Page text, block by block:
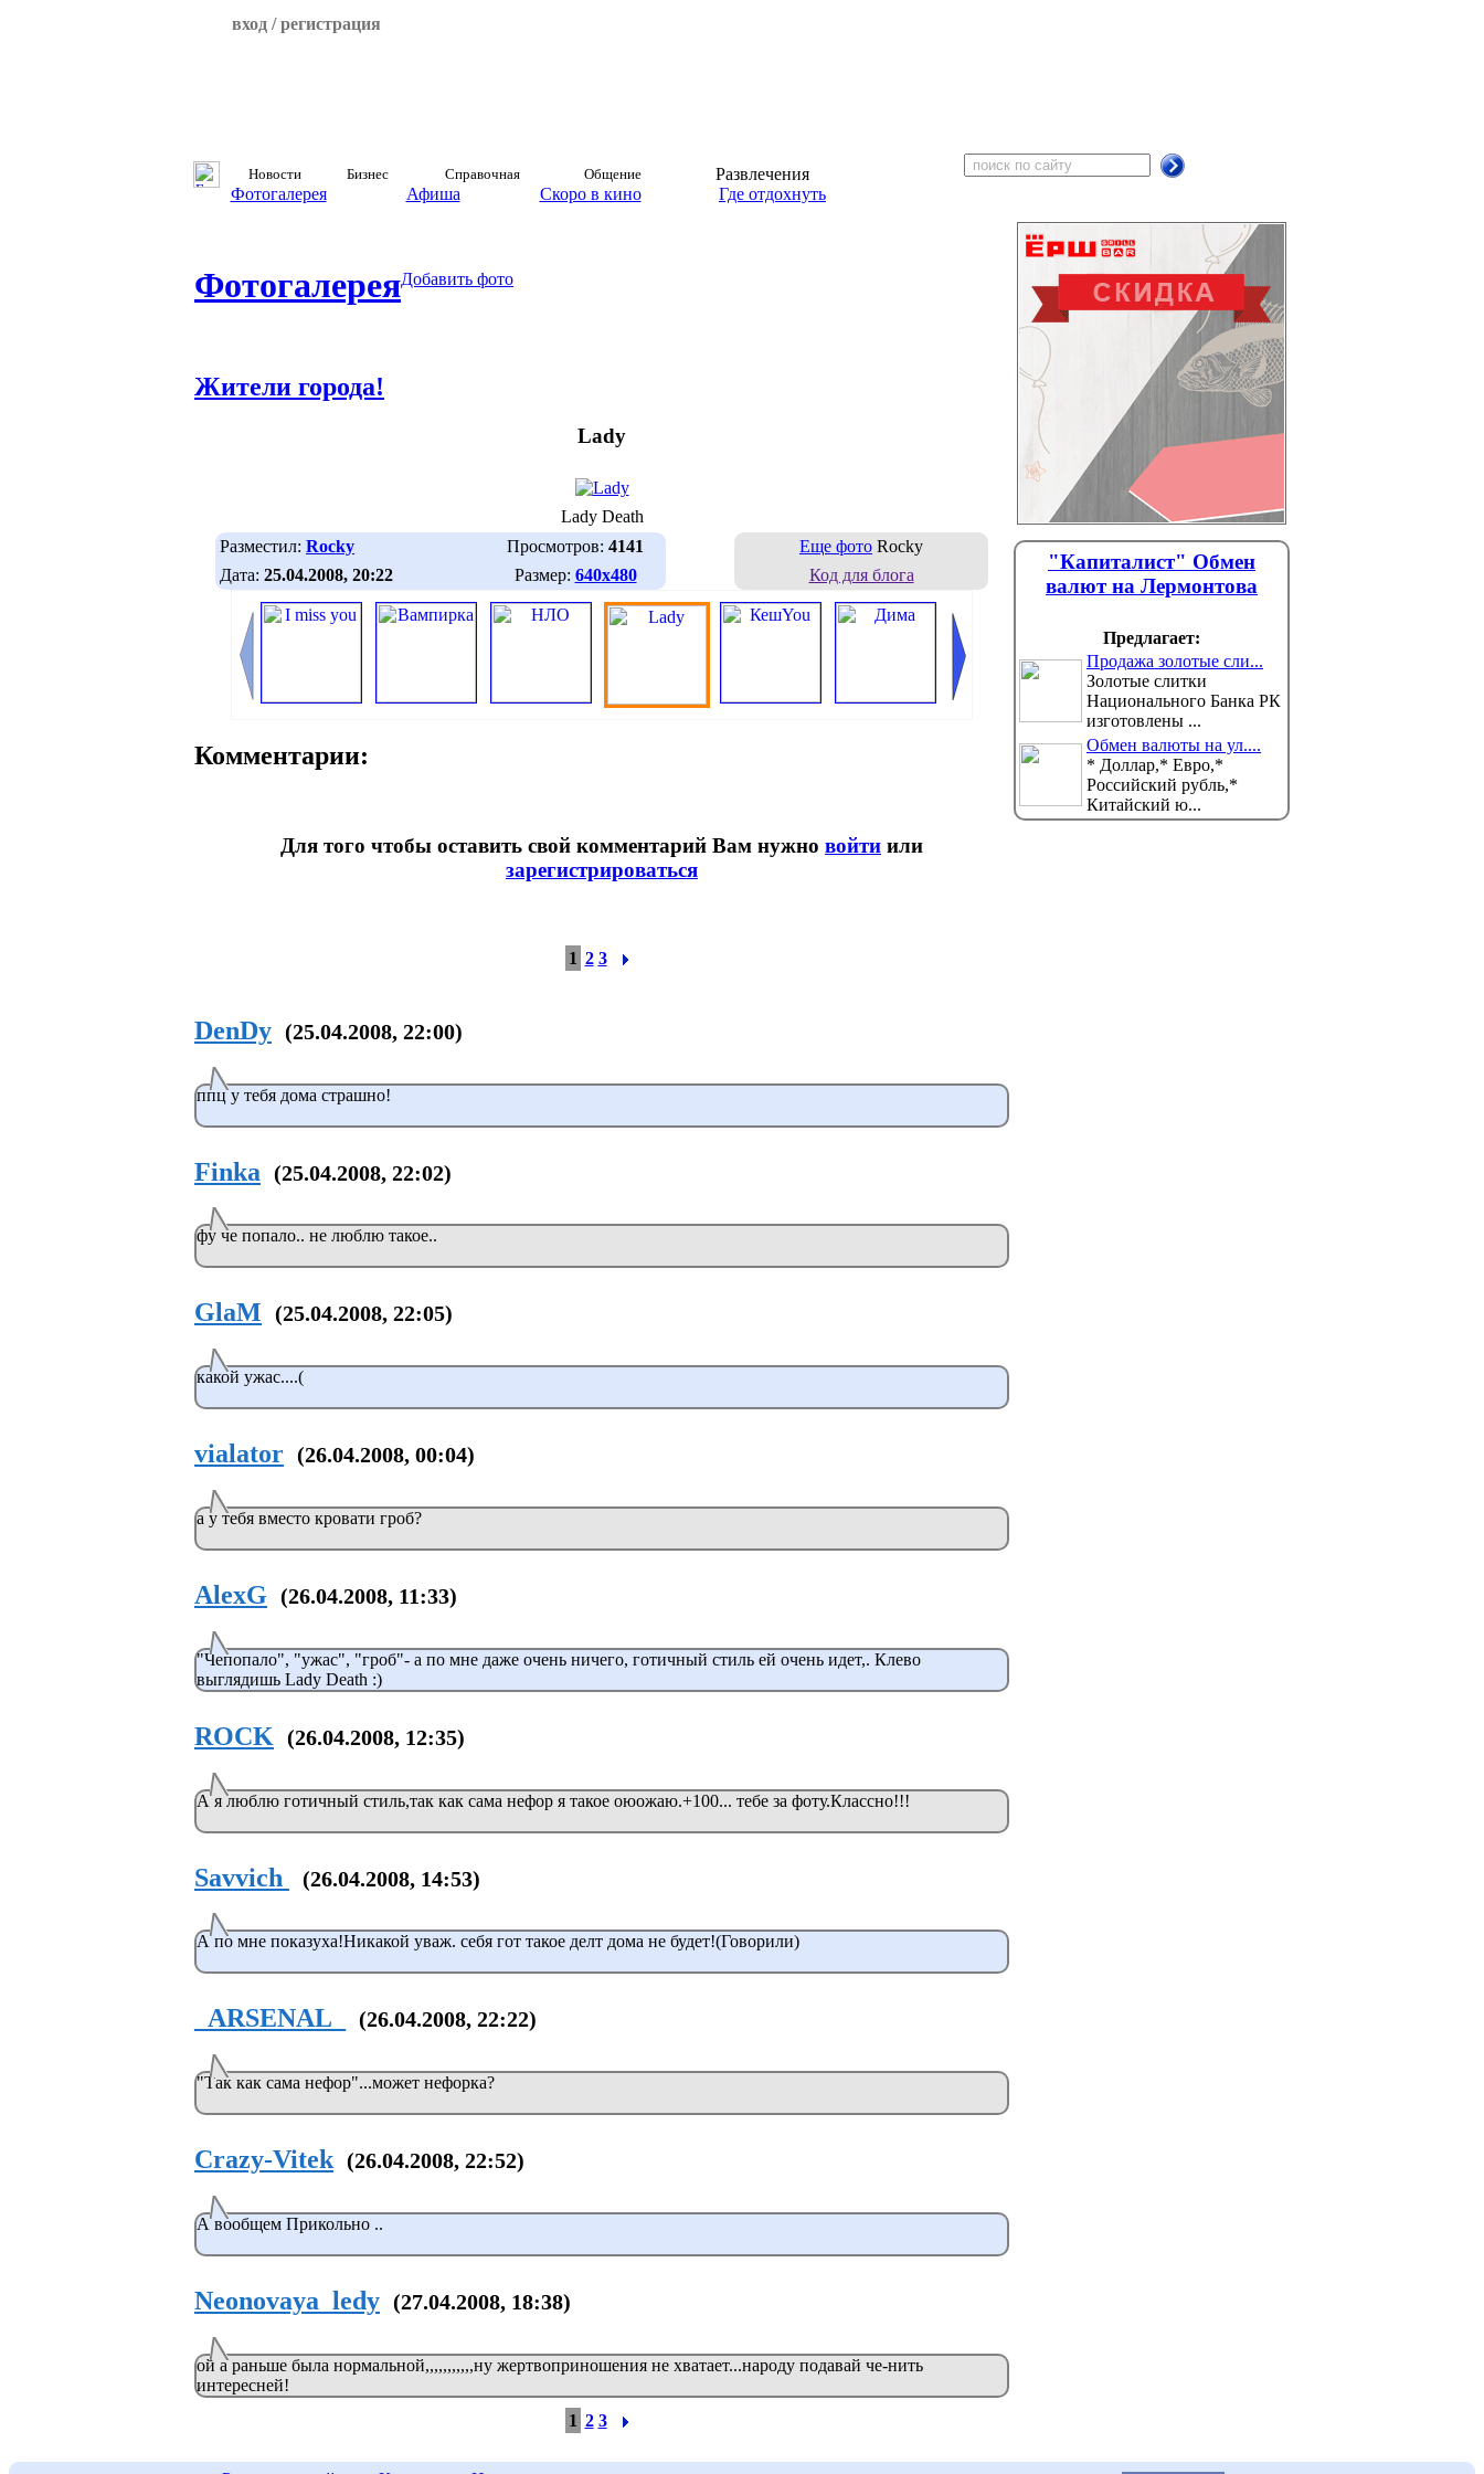
вход / регистрация
Новости Бизнес Справочная Общение
Развлечения
Фотогалерея
Афиша Скоро в кино Где отдохнуть
ФотогалереяДобавить фото
Жители города!
Lady
Lady Death
Разместил: Rocky Просмотров: 4141
Дата: 25.04.2008, 20:22 Размер: 640х480
Еще фото Rocky
Код для блога
Комментарии:
Для того чтобы оставить свой комментарий Вам нужно войти или
зарегистрироваться
1 2 3
DenDy (25.04.2008, 22:00)
ппц у тебя дома страшно!
Finka (25.04.2008, 22:02)
фу че попало.. не люблю такое..
GlaM (25.04.2008, 22:05)
какой ужас....(
vialator (26.04.2008, 00:04)
а у тебя вместо кровати гроб?
AlexG (26.04.2008, 11:33)
"Чепопало", "ужас", "гроб"- а по мне даже очень ничего, готичный стиль ей очень идет,. Клево
выглядишь Lady Death :)
ROCK (26.04.2008, 12:35)
А я люблю готичный стиль,так как сама нефор я такое оюожаю.+100... тебе за фоту.Классно!!!
Savvich (26.04.2008, 14:53)
А по мне показуха!Никакой уваж. себя гот такое делт дома не будет!(Говорили)
_ARSENAL_ (26.04.2008, 22:22)
"Так как сама нефор"...может нефорка?
Crazy-Vitek (26.04.2008, 22:52)
А вообщем Прикольно ..
Neonovaya_ledy (27.04.2008, 18:38)
ой а раньше была нормальной,,,,,,,,,,,ну жертвоприношения не хватает...народу подавай че-нить
интересней!
1 2 3
"Капиталист" Обмен
валют на Лермонтова
Предлагает:
Продажа золотые сли...
Золотые слитки
Национального Банка РК
изготовлены ...
Обмен валюты на ул....
* Доллар,* Евро,*
Российский рубль,*
Китайский ю...